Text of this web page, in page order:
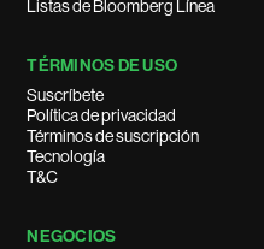
Listas de Bloomberg Línea
TÉRMINOS DE USO
Suscríbete
Política de privacidad
Términos de suscripción
Tecnología
T&C
NEGOCIOS